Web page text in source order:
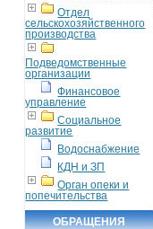
Отдел
сельскохозяйственного
производства
Подведомственные
организации
Финансовое
управление
Социальное
развитие
Водоснабжение
КДН и ЗП
Орган опеки и
попечительства
ОБРАЩЕНИЯ